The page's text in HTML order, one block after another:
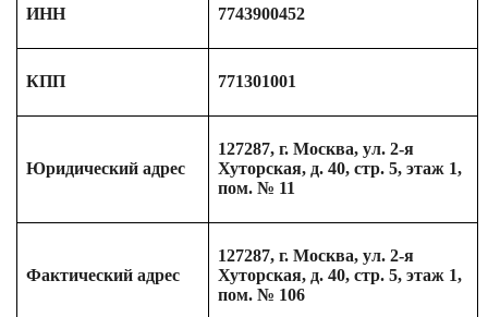
ИНН 7743900452
КПП 771301001
Юридический адрес
127287, г. Москва, ул. 2-я
Хуторская, д. 40, стр. 5, этаж 1,
пом. № 11
Фактический адрес
127287, г. Москва, ул. 2-я
Хуторская, д. 40, стр. 5, этаж 1,
пом. № 106